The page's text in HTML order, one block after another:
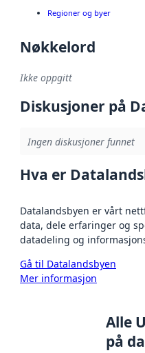
Regioner og byer
Nøkkelord
Ikke oppgitt
Diskusjoner på
Ingen diskusjoner funnet
Hva er
Datalandsbyen er vårt
data, dele erfaringer og
datadeling og
Gå til Datalandsbyen
Mer informasjon
Alle
på